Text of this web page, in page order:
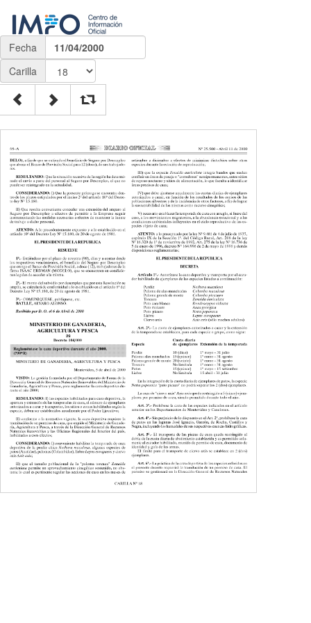
Fecha
11/04/2000
Carilla